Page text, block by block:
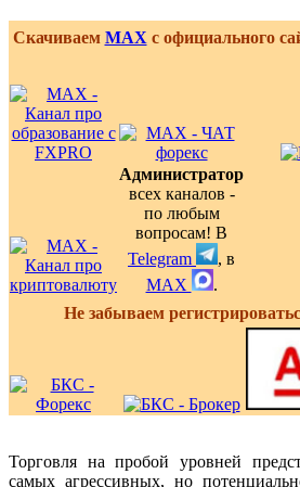
Скачиваем MAX с официального
Администратор
всех каналов -
по любым
вопросам! В
Telegram
, в
MAX
.
Не забываем
Торговля на пробой уровней
самых агрессивных, но